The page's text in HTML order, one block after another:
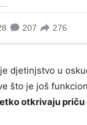
djetinjstvo u
što je još
otkrivaju priču